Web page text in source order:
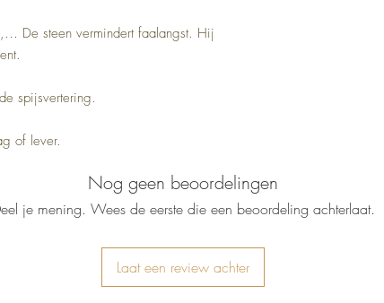
De steen vermindert faalangst. Hij
spijsvertering.
of lever.
Nog geen beoordelingen
je mening. Wees de eerste die een beoordeling achterlaat.
Laat een review achter